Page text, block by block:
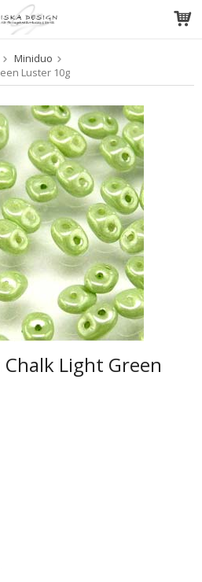
tillagd i varukorgen
Miniduo
Luster 10g
Light Green